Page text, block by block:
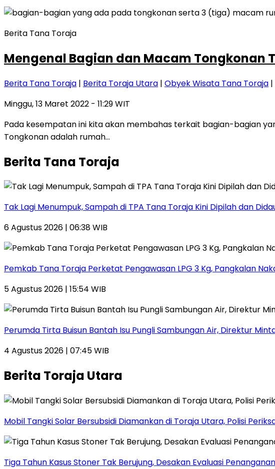
Berita Tana Toraja
Mengenal Bagian dan Macam Tongkonan
Berita Tana Toraja | Berita Toraja Utara | Obyek Wisata Tana Toraja |
Minggu, 13 Maret 2022 - 11:29 WIT
Pada kesempatan ini kita akan membahas terkait bagian-bagian
Tongkonan adalah rumah…
Berita Tana Toraja
Tak Lagi Menumpuk, Sampah di TPA Tana Toraja Kini Dipilah dan
6 Agustus 2026 | 06:38 WIB
Pemkab Tana Toraja Perketat Pengawasan LPG 3 Kg, Pangkalan
5 Agustus 2026 | 15:54 WIB
Perumda Tirta Buisun Bantah Isu Pungli Sambungan Air, Direktur
4 Agustus 2026 | 07:45 WIB
Berita Toraja Utara
Mobil Tangki Solar Bersubsidi Diamankan di Toraja Utara, Polisi
Tiga Tahun Kasus Stoner Tak Berujung, Desakan Evaluasi